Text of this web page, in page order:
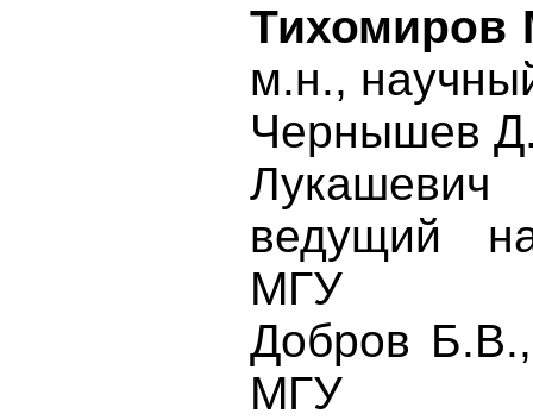
Тихомиров
м.н.,
Чернышев
ведущий
МГУ
Добров
МГУ